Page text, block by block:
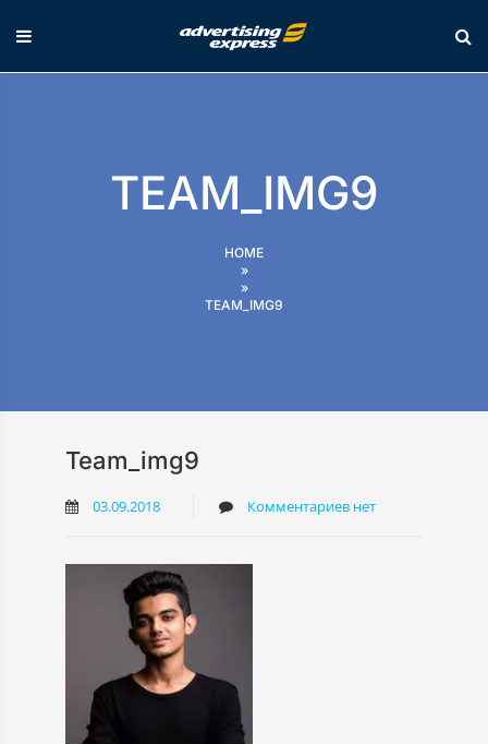
TEAM_IMG9
HOME
»
»
TEAM_IMG9
Team_img9
03.09.2018 Комментариев нет